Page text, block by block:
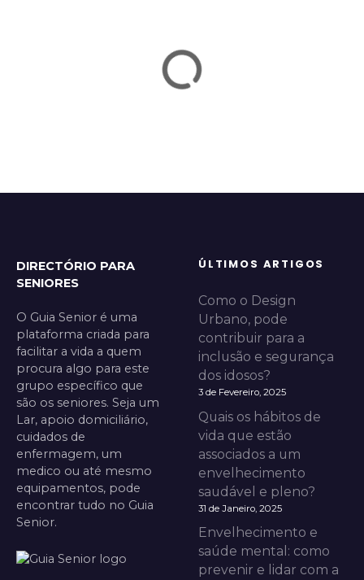
DIRECTÓRIO PARA
SENIORES
O Guia Senior é uma
plataforma criada para
facilitar a vida a quem
procura algo para este
grupo específico que
são os seniores. Seja um
Lar, apoio domiciliário,
cuidados de
enfermagem, um
medico ou até mesmo
equipamentos, pode
encontrar tudo no Guia
Senior.
ÚLTIMOS ARTIGOS
Como o Design
Urbano, pode
contribuir para a
inclusão e segurança
dos idosos?
3 de Fevereiro, 2025
Quais os hábitos de
vida que estão
associados a um
envelhecimento
saudável e pleno?
31 de Janeiro, 2025
Envelhecimento e
saúde mental: como
prevenir e lidar com a